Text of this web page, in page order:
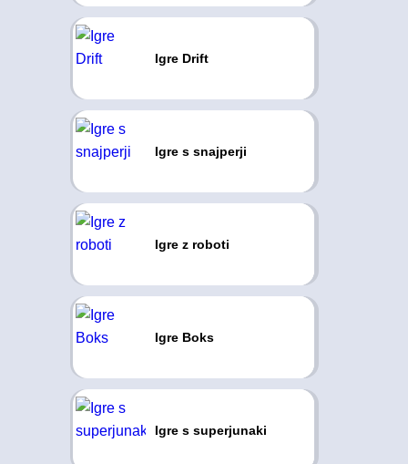
Igre Drift
Igre s snajperji
Igre z roboti
Igre Boks
Igre s superjunaki